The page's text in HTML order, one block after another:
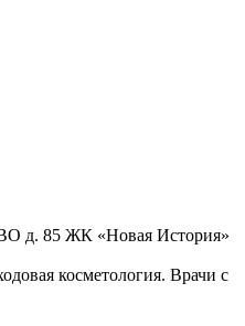
д. 85 ЖК «Новая История»
косметология. Врачи с